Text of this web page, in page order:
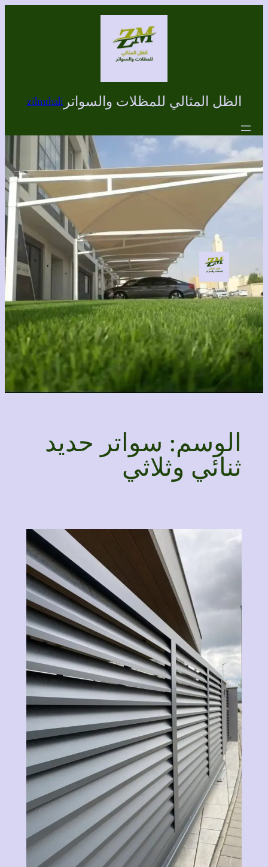
الظل المثالي للمظلات والسواترzilmthali
الوسم: سواتر حديد
ثنائي وثلاثي